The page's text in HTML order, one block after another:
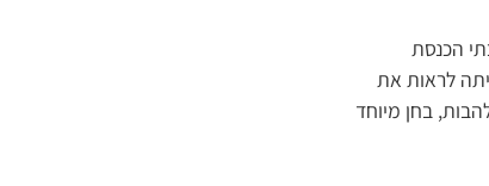
הכנסת
לראות את
בחן מיוחד